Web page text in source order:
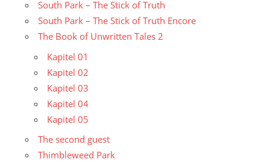
South Park – The Stick of Truth
South Park – The Stick of Truth Encore
The Book of Unwritten Tales 2
Kapitel 01
Kapitel 02
Kapitel 03
Kapitel 04
Kapitel 05
The second guest
Thimbleweed Park